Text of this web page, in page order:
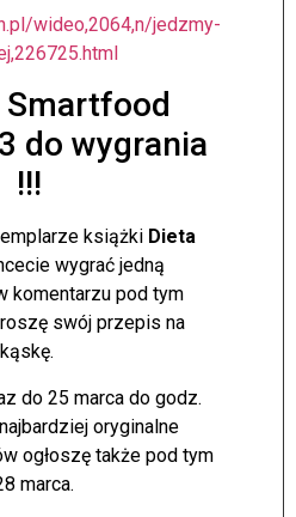
wideo,2064,n/jedzmy-
Smartfood
do wygrania
!!!
książki Dieta
wygrać jedną
komentarzu pod tym
swój przepis na
do 25 marca do godz.
oryginalne
ogłoszę także pod tym
marca.